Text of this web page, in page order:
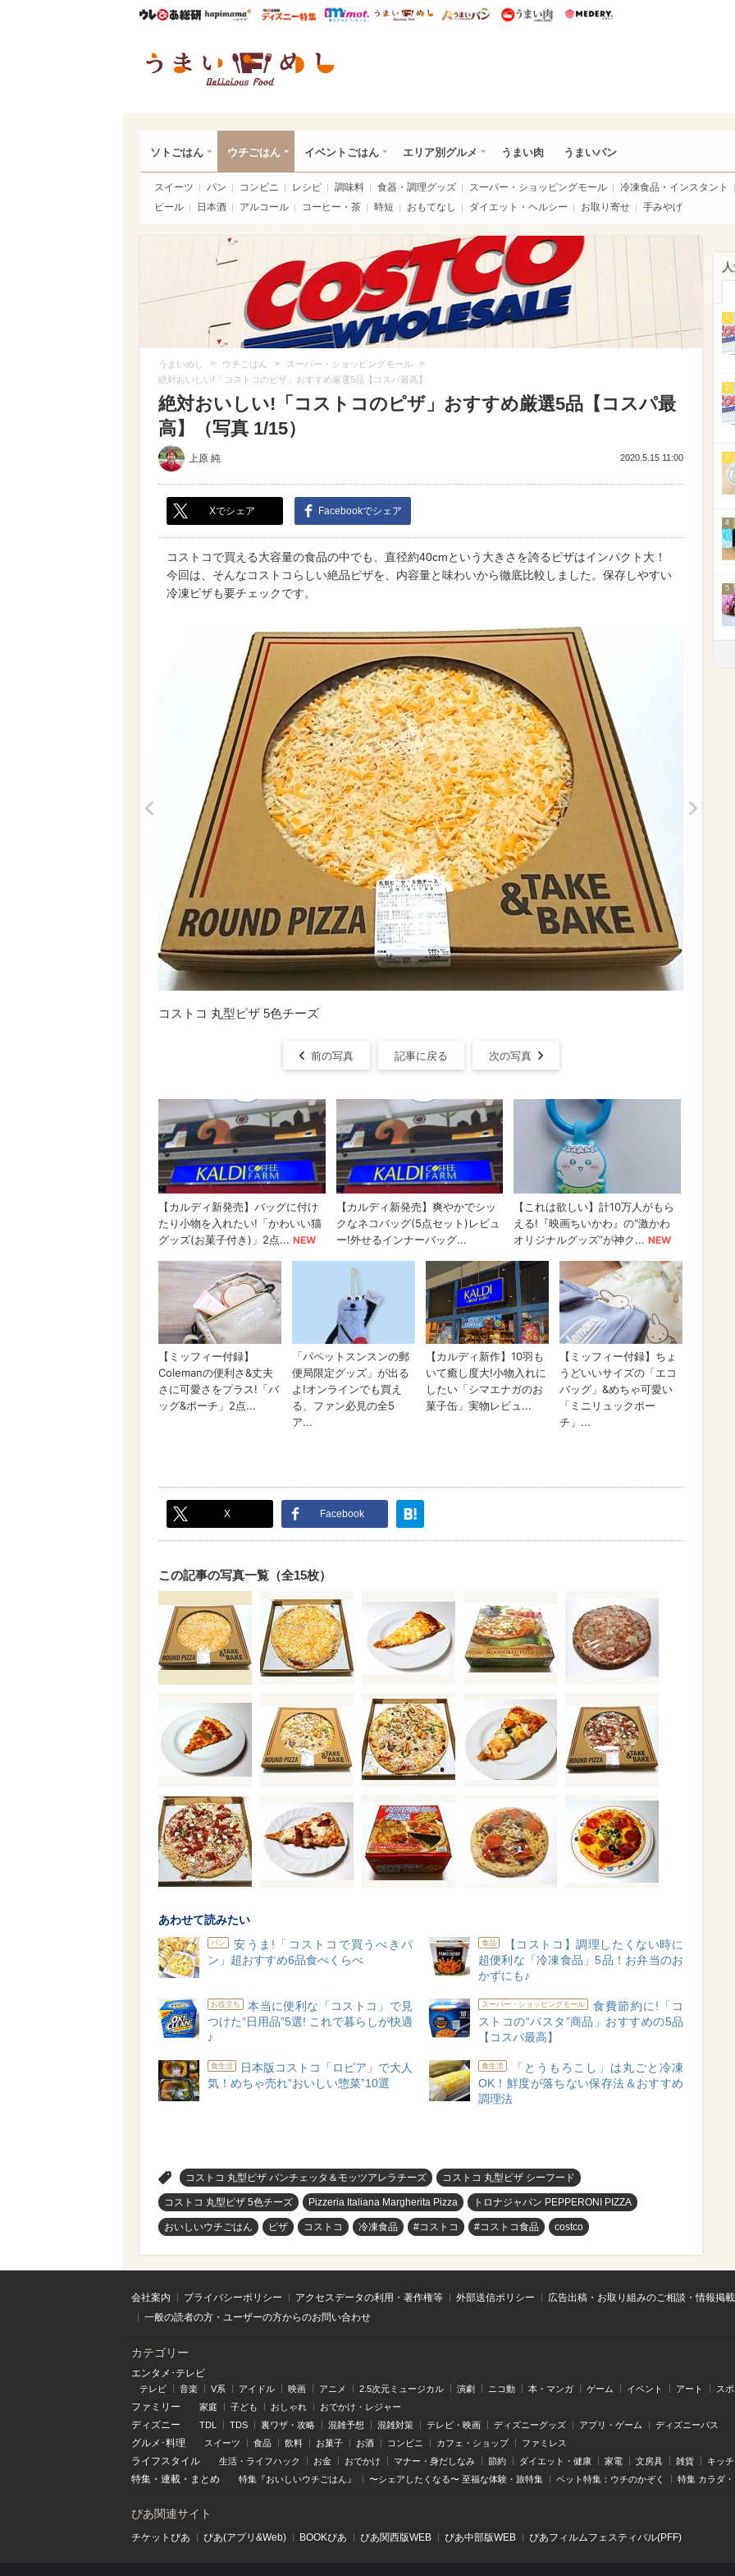
ウレぴあ総研ハピママ* ウレぴあ総研 ディズニー特集
mimot. うまいめし うまいパン うまい肉
ソトごはん ウチごはん イベントごはん エリア別グルメ うまい肉 うまいパン
スイーツ パン コンビニ レシピ 調味料 食器・調理グッズ スーパー・ショッピングモール
冷凍食品・インスタント
ビール
日本酒 アルコール コーヒー・茶 時短 おもてなし ダイエット・ヘルシー お取り寄せ 手みやげ
うまいめし > ウチごはん > スーパー・ショッピングモール >
絶対おいしい!「コストコのピザ」おすすめ厳選5品【コスパ最高】
絶対おいしい!「コストコのピザ」おすすめ厳選5品【コスパ最
高】（写真 1/15）
上原 純 2020.5.15 11:00
Xでシェア Facebookでシェア
コストコで買える大容量の食品の中でも、直径約40cmという大きさを誇るピザはインパクト大！
今回は、そんなコストコらしい絶品ピザを、内容量と味わいから徹底比較しました。保存しやすい
冷凍ピザも要チェックです。
コストコ 丸型ピザ 5色チーズ
前の写真 記事に戻る 次の写真
X Facebook
この記事の写真一覧（全15枚）
あわせて読みたい
パン
安うま!「コストコで買うべきパ
ン」超おすすめ6品食べくらべ
食品
【コストコ】調理したくない時に
超便利な「冷凍食品」5品！お弁当のお
かずにも♪
お役立ち
本当に便利な「コストコ」で見
つけた“日用品”5選! これで暮らしが快適
♪
スーパー・ショッピングモール
食費節約に!「コ
ストコの“パスタ”商品」おすすめの5品
【コスパ最高】
食生活
日本版コストコ「ロピア」で大人
気！めちゃ売れ“おいしい惣菜”10選
食生活
「とうもろこし」は丸ごと冷凍
OK！鮮度が落ちない保存法＆おすすめ
調理法
コストコ 丸型ピザ パンチェッタ＆モッツアレラチーズ コストコ 丸型ピザ シーフード
コストコ 丸型ピザ 5色チーズ Pizzeria Italiana Margherita Pizza トロナジャパン PEPPERONI PIZZA
おいしいウチごはん ピザ コストコ 冷凍食品 #コストコ #コストコ食品 costco
1
2
3
4
5
会社案内 プライバシーポリシー アクセスデータの利用・著作権等 外部送信ポリシー
広告出稿・お取り組みのご相談・情報掲
一般の読者の方・ユーザーの方からのお問い合わせ
カテゴリー
エンタメ･テレビ
テレビ 音楽 V系 アイドル 映画 アニメ 2.5次元ミュージカル 演劇 ニコ動 本・マンガ ゲーム イベント アート ス
ファミリー 家庭 子ども おしゃれ おでかけ・レジャー
ディズニー TDL TDS 裏ワザ・攻略 混雑予想 混雑対策 テレビ・映画 ディズニーグッズ アプリ・ゲーム ディズニーパス
グルメ･料理 スイーツ 食品 飲料 お菓子 お酒 コンビニ カフェ・ショップ ファミレス
ライフスタイル 生活・ライフハック お金 おでかけ マナー・身だしなみ 節約 ダイエット・健康 家電 文房具 雑貨 キッ
特集 ・ 連載 ・ まとめ 特集『おいしいウチごはん』 〜シェアしたくなる〜 至福な体験・旅特集 ペット特集：ウチのかぞく 特集 カラダ
ぴあ関連サイト
チケットぴあ ぴあ(アプリ&Web) BOOKぴあ ぴあ関⻄版WEB ぴあ中部版WEB ぴあフィルムフェスティバル(PFF)